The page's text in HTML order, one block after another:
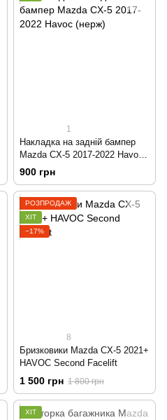
1
Накладка на задній бампер
Mazda CX-5 2017-2022 Havoc
(нерж)
900 грн
РОЗПРОДАЖ
ХІТ
−17%
8
Бризковики Mazda CX-5 2021+
HAVOC Second Facelift
1 500 грн 1 800 грн
ХІТ